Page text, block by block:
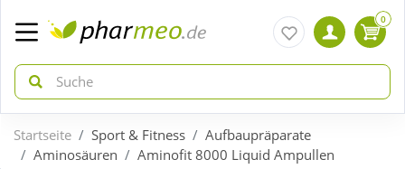
zurück
zurück
0
Startseite Sport & Fitness
Aufbaupräparate
Aminosäuren
Aminofit 8000 Liquid Ampullen